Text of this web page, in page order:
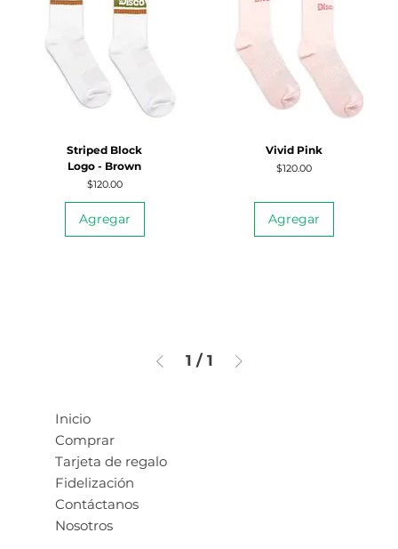
Striped Block
Logo - Brown
Precio
$120.00
Agregar
Vivid Pink
Precio
$120.00
Agregar
1 / 1
Inicio
Comprar
Tarjeta de regalo
Fidelización
Nosotros
Contáctanos